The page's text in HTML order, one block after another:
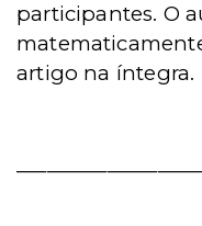
participantes. O
artigo na íntegra.